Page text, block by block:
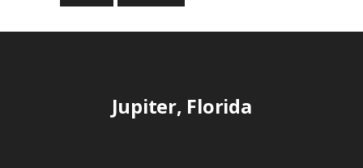
Jupiter, Florida